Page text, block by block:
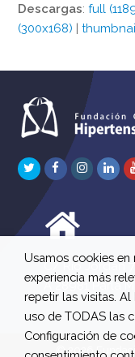
Descargas:full
(300x168) |
TwitterFacebook
C/ Río Jordán
A 28981 Parla
© 2026
Usamos cookies
experiencia más
repetir las visitas.
uso de TODAS las
Configuración de